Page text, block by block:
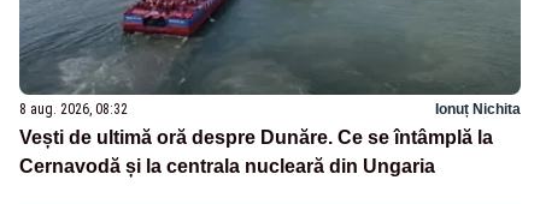
8 aug. 2026, 08:32 Ionuț Nichita
Vești de ultimă oră despre Dunăre. Ce se întâmplă la
Cernavodă și la centrala nucleară din Ungaria